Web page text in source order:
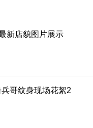
新店貌图片展示
哥纹身现场花絮2